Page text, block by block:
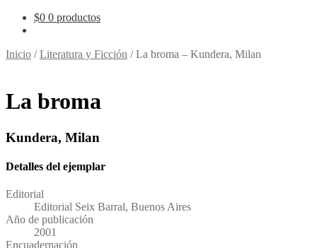
$0 0 productos
Inicio /Literatura y Ficción /La broma – Kundera, Milan
La broma
Kundera, Milan
Detalles del ejemplar
Editorial
Editorial Seix Barral, Buenos Aires
Año de publicación
2001
Encuadernación